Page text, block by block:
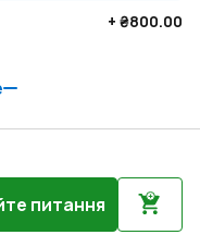
+ ₴800.00
питання